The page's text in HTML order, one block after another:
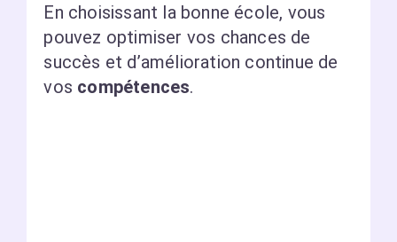
En choisissant la bonne école, vous
pouvez optimiser vos chances de
succès et d’amélioration continue de
vos compétences.